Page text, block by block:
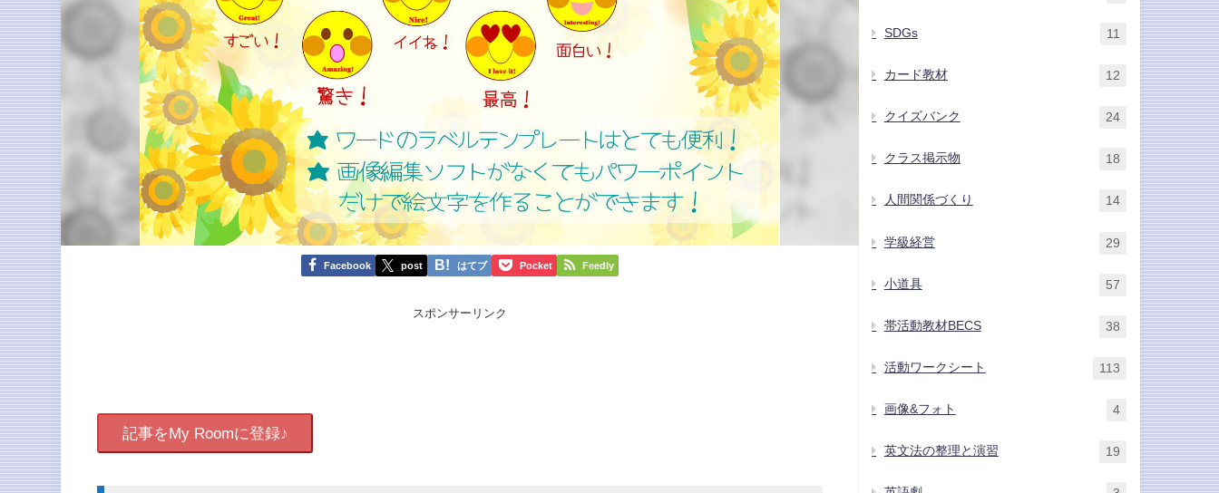
Facebook post はてブ Pocket Feedly
スポンサーリンク
記事をMy Roomに登録♪
SDGs 11
カード教材 12
クイズバンク 24
クラス掲示物 18
人間関係づくり 14
学級経営 29
小道具 57
帯活動教材BECS 38
活動ワークシート 113
画像&フォト 4
英文法の整理と演習 19